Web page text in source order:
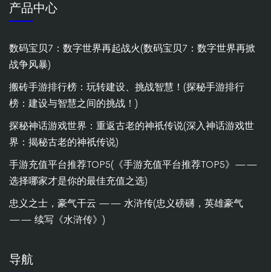
产品中心
数码宝贝7：数字世界再起战火(数码宝贝7：数字世界再掀
战争风暴)
搬砖手游排行榜：玩转建设、挑战智慧！(探秘手游排行
榜：建设与智慧之间的挑战！)
探秘神话游戏世界：重返古老的神祇传说(深入神话游戏世
界：揭秘古老的神祇传说)
手游充值平台推荐TOP5(《手游充值平台推荐TOP5》——
选择哪家才是你的最佳充值之选)
忠义之士，豪气干云 —— 水浒传(忠义磅礴，英雄豪气
—— 续写《水浒传》)
导航